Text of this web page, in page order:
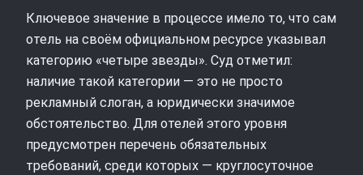
Ключевое значение в процессе имело то, что сам
отель на своём официальном ресурсе указывал
категорию «четыре звезды». Суд отметил:
наличие такой категории — это не просто
рекламный слоган, а юридически значимое
обстоятельство. Для отелей этого уровня
предусмотрен перечень обязательных
требований, среди которых — круглосуточное